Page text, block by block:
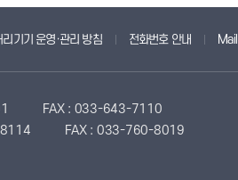
기기 운영·관리 방침 전화번호 안내
FAX : 033-643-7110
FAX : 033-760-8019